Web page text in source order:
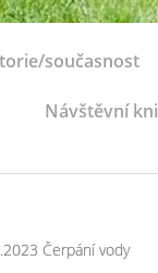
současnost
Návštěvní
Čerpání vody